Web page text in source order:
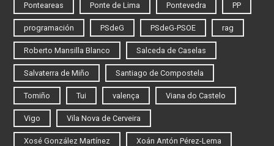
Ponteareas Ponte de Lima Pontevedra PP
programación PSdeG PSdeG-PSOE rag
Roberto Mansilla Blanco Salceda de Caselas
Salvaterra de Miño Santiago de Compostela
Tomiño Tui valença Viana do Castelo
Vigo Vila Nova de Cerveira
Xosé González Martínez Xoán Antón Pérez-Lema